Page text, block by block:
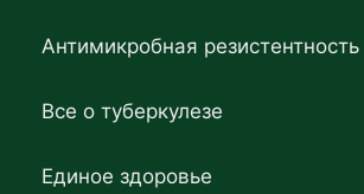
Антимикробная резистентность
Все о туберкулезе
Единое здоровье